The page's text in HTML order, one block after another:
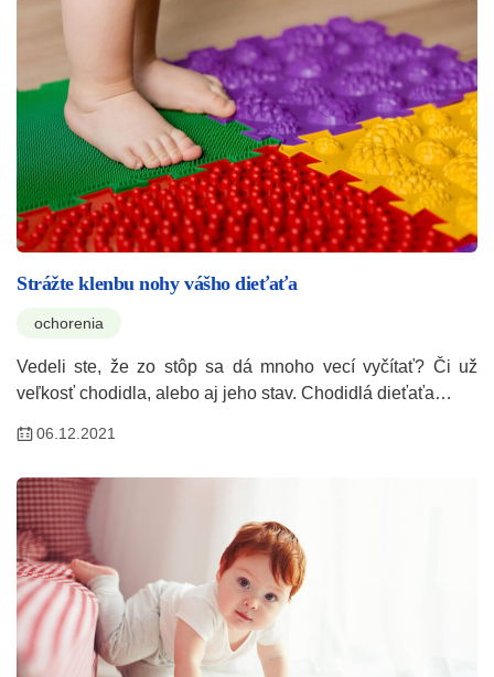
Strážte klenbu nohy vášho dieťaťa
ochorenia
Vedeli ste, že zo stôp sa dá mnoho vecí vyčítať? Či už
veľkosť chodidla, alebo aj jeho stav. Chodidlá dieťaťa…
06.12.2021